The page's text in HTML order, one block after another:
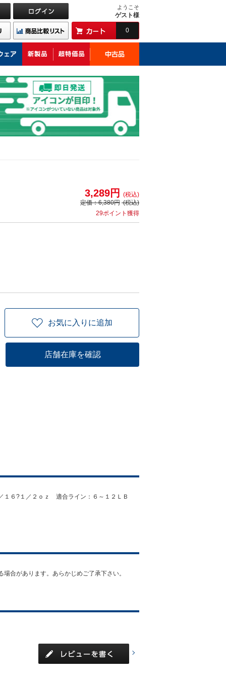
ようこそ
ゲスト様
0
3,289円
(税込)
定価：6,380円 (税込)
29ポイント獲得
お気に入りに追加
店舗在庫を確認
６?１／２ｏｚ 適合ライン：６～１２ＬＢ
合があります。あらかじめご了承下さい。